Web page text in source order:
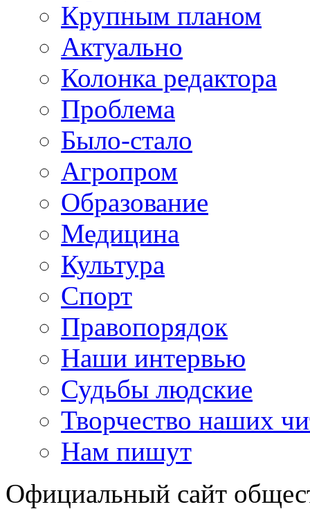
Крупным планом
Актуально
Колонка редактора
Проблема
Было-стало
Агропром
Образование
Медицина
Культура
Спорт
Правопорядок
Наши интервью
Судьбы людские
Творчество наших
Нам пишут
Официальный сайт